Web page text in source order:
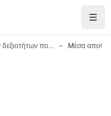
Ακαδημία ψηφιακών δεξιοτήτων πολιτών